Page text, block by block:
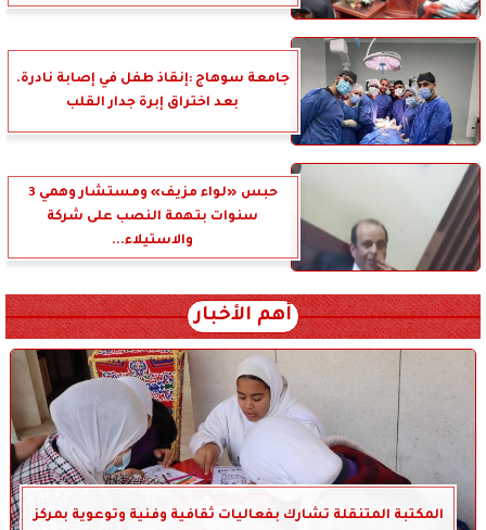
جامعة سوهاج :إنقاذ طفل في إصابة نادرة.
بعد اختراق إبرة جدار القلب
حبس «لواء مزيف» ومستشار وهمي 3
سنوات بتهمة النصب على شركة
والاستيلاء...
أهم الأخبار
المكتبة المتنقلة تشارك بفعاليات ثقافية وفنية وتوعوية بمركز